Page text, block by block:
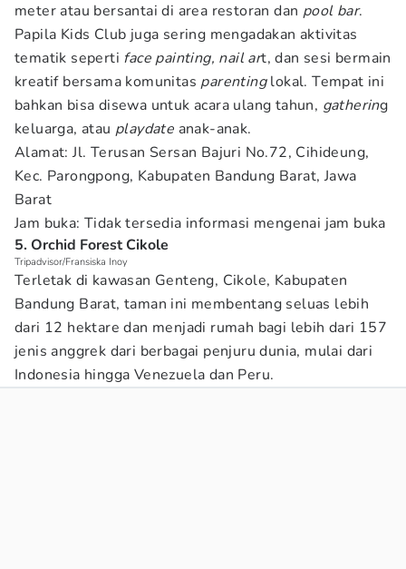
meter atau bersantai di area restoran dan pool bar.
Papila Kids Club juga sering mengadakan aktivitas
tematik seperti face painting, nail art, dan sesi bermain
kreatif bersama komunitas parentinglokal. Tempat ini
bahkan bisa disewa untuk acara ulang tahun, gathering
keluarga, atau playdate anak-anak.
Alamat: Jl. Terusan Sersan Bajuri No.72, Cihideung,
Kec. Parongpong, Kabupaten Bandung Barat, Jawa
Barat
Jam buka: Tidak tersedia informasi mengenai jam buka
5. Orchid Forest Cikole
Tripadvisor/Fransiska Inoy
Terletak di kawasan Genteng, Cikole, Kabupaten
Bandung Barat, taman ini membentang seluas lebih
dari 12 hektare dan menjadi rumah bagi lebih dari 157
jenis anggrek dari berbagai penjuru dunia, mulai dari
Indonesia hingga Venezuela dan Peru.